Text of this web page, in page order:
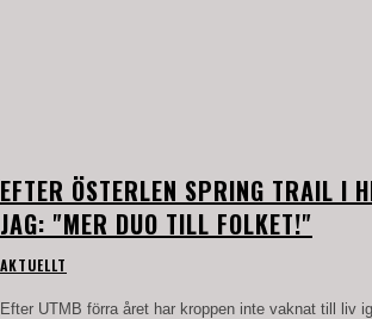
EFTER ÖSTERLEN SPRING TRAIL I
JAG: "MER DUO TILL FOLKET!"
AKTUELLT
Efter UTMB förra året har kroppen inte vaknat till liv